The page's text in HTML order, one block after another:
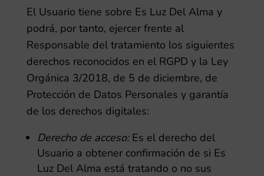
El Usuario tiene sobre Es Luz Del Alma y
podrá, por tanto, ejercer frente al
Responsable del tratamiento los siguientes
derechos reconocidos en el RGPD y la Ley
Orgánica 3/2018, de 5 de diciembre, de
Protección de Datos Personales y garantía
de los derechos digitales:
Derecho de acceso: Es el derecho del
Usuario a obtener confirmación de si Es
Luz Del Alma está tratando o no sus